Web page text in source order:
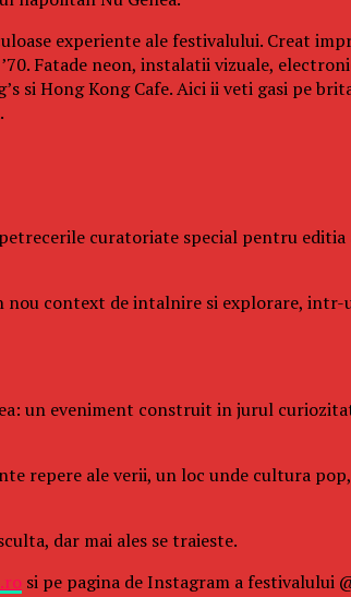
experiente ale festivalului. Creat
Fatade neon, instalatii vizuale,
Hong Kong Cafe. Aici ii veti gasi pe
curatoriate special pentru
context de intalnire si explorare,
un eveniment construit in jurul
repere ale verii, un loc unde cultura
dar mai ales se traieste.
si pe pagina de Instagram a festivalului